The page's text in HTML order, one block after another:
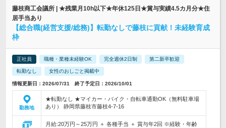
藤枝商工会議所 | ★残業月10h以下★年休125日★賞与実績4.5カ月分★住
居手当あり
【総合職(経営支援/総務)】転勤なしで藤枝に貢献！未経験育成
枠
正社員 職種・業種未経験OK 完全週休2日制 第二新卒歓迎
転勤なし 女性のおしごと掲載中
情報更新日：2026/07/31 終了予定日：2026/10/01
勤務地
★転勤なし ★マイカー・バイク・自転車通勤OK（無料駐車場
あり） 静岡県藤枝市藤枝4-7-16
月給:20万円～25万円 ＋ 各種手当 ＋ 賞与年2回 ※経験・年齢